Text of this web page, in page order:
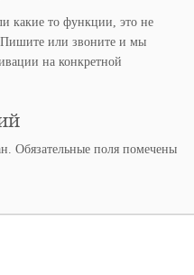
какие то функции, это не
Пишите или звоните и мы
на конкретной
Обязательные поля помечены